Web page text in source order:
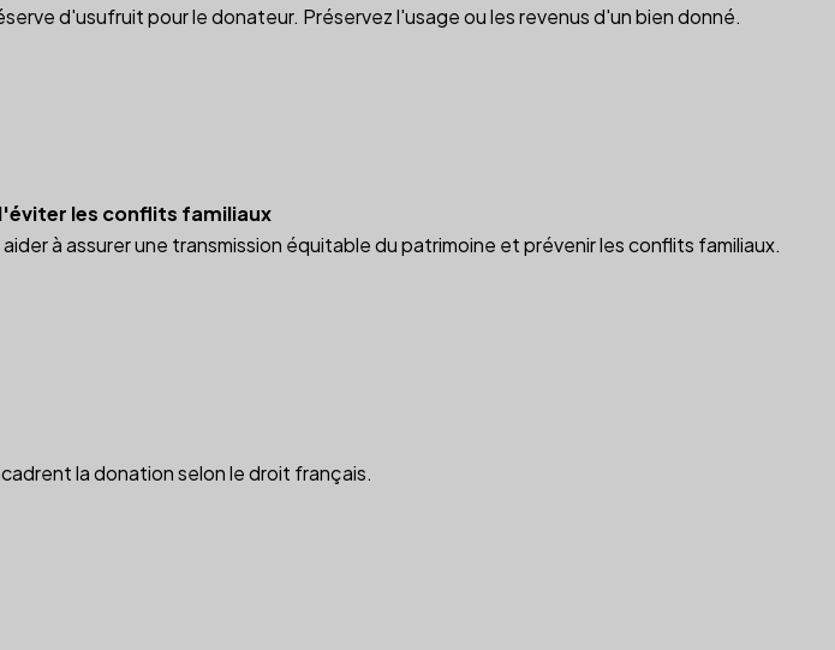
d'usufruit pour le donateur. Préservez l'usage ou les revenus d'un bien donné.
les conflits familiaux
à assurer une transmission équitable du patrimoine et prévenir les conflits familiaux.
la donation selon le droit français.